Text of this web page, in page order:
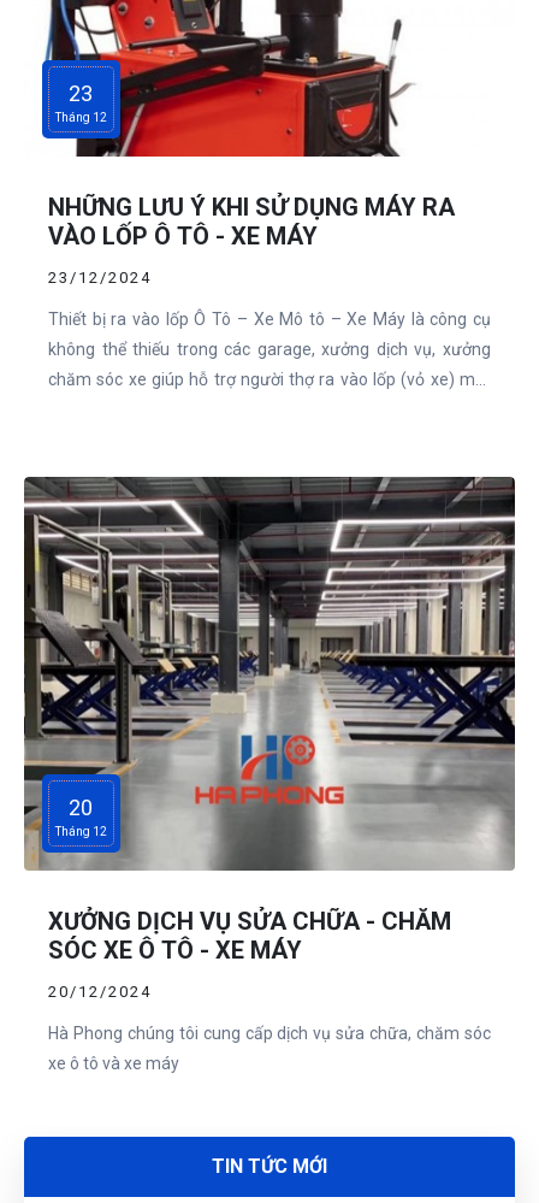
23
Tháng 12
NHỮNG LƯU Ý KHI SỬ DỤNG MÁY RA
VÀO LỐP Ô TÔ - XE MÁY
23/12/2024
Thiết bị ra vào lốp Ô Tô – Xe Mô tô – Xe Máy là công cụ
không thể thiếu trong các garage, xưởng dịch vụ, xưởng
chăm sóc xe giúp hỗ trợ người thợ ra vào lốp (vỏ xe) một
20
Tháng 12
XƯỞNG DỊCH VỤ SỬA CHỮA - CHĂM
SÓC XE Ô TÔ - XE MÁY
20/12/2024
Hà Phong chúng tôi cung cấp dịch vụ sửa chữa, chăm sóc
xe ô tô và xe máy
TIN TỨC MỚI